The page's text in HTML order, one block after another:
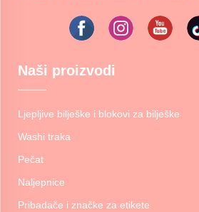
Naši proizvodi
Ljepljive bilješke i blokovi za bilješke
Washi traka
Pečat
Naljepnice
Pribadače i značke za etikete